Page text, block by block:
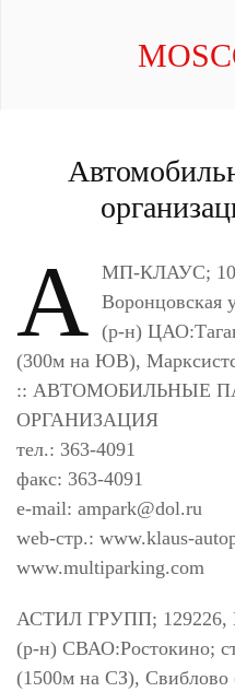
А МП-КЛАУС;
Воронцовская
(р-н)
(300м на ЮВ),
:: АВТОМОБИЛЬНЫЕ
ОРГАНИЗАЦИЯ
тел.: 363-4091
факс: 363-4091
e-mail: ampark@dol.ru
web-стр.: www.klaus-
www.multiparking.com
АСТИЛ ГРУПП; 129226,
(р-н) СВАО:Ростокино;
(1500м на СЗ),